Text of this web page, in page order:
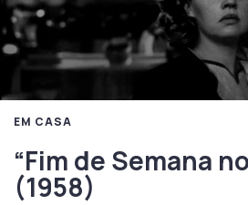
EM CASA
“Fim de Semana
(1958)